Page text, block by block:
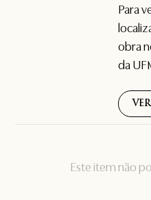
Este item não
Para
obra
da